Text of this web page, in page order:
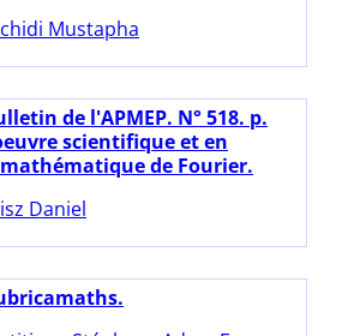
Mustapha
de l'APMEP. N° 518. p.
scientifique et en
de Fourier.
Daniel